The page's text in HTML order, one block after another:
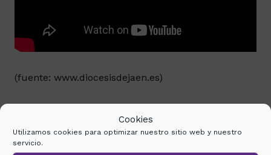
Cookies
Utilizamos cookies para optimizar nuestro sitio web y nuestro
servicio.
(fuente: www.diocesisdejaen.es)
EXALTACIÓN DEL CORPUS CHRISTI